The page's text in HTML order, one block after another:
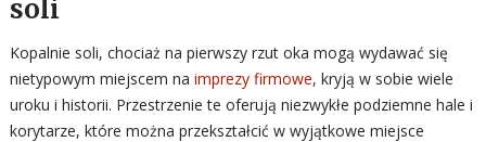
soli
Kopalnie soli, chociaż na pierwszy rzut oka mogą wydawać się
nietypowym miejscem na imprezy firmowe, kryją w sobie wiele
uroku i historii. Przestrzenie te oferują niezwykłe podziemne hale i
korytarze, które można przekształcić w wyjątkowe miejsce